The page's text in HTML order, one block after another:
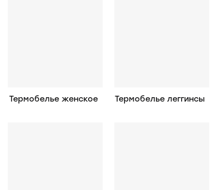
Термобелье женское Термобелье леггинсы